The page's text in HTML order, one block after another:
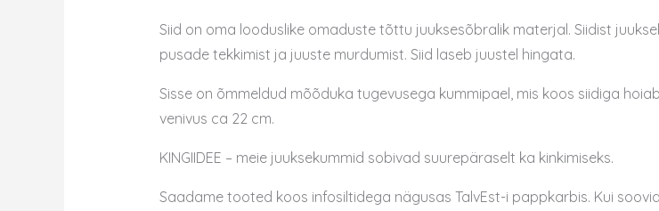
Siid on oma looduslike omaduste tõttu juuksesõbralik materjal. Siidist
pusade tekkimist ja juuste murdumist. Siid laseb juustel hingata.
Sisse on õmmeldud mõõduka tugevusega kummipael, mis koos siidiga
venivus ca 22 cm.
KINGIIDEE – meie juuksekummid sobivad suurepäraselt ka kinkimiseks.
Saadame tooted koos infosiltidega nägusas TalvEst-i pappkarbis. Kui